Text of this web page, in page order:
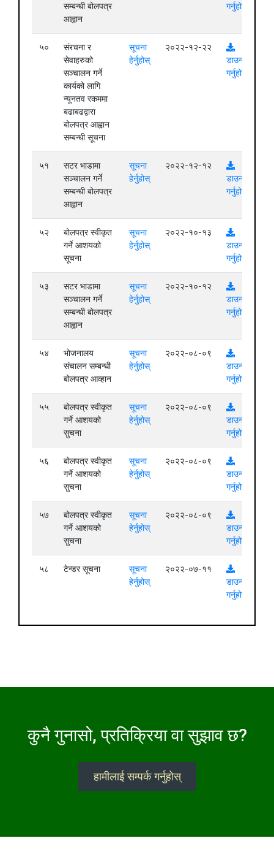
सम्बन्धी बोलपत्र
आह्वान
गर्नुहोस्
५०
संरचना र
सेवाहरुको
सञ्चालन गर्ने
कार्यको लागि
न्यूनतव रकममा
बढाबढद्वारा
बोलपत्र आह्वान
सम्बन्धी सूचना
सूचना
हेर्नुहोस्
२०२२-१२-२२
डाउनलोड
गर्नुहोस्
५१
सटर भाडामा
सञ्चालन गर्ने
सम्बन्धी बोलपत्र
आह्वान
सूचना
हेर्नुहोस्
२०२२-१२-१२
डाउनलोड
गर्नुहोस्
५२
बोलपत्र स्वीकृत
गर्ने आशयको
सूचना
सूचना
हेर्नुहोस्
२०२२-१०-१३
डाउनलोड
गर्नुहोस्
५३
सटर भाडामा
सञ्चालन गर्ने
सम्बन्धी बोलपत्र
आह्वान
सूचना
हेर्नुहोस्
२०२२-१०-१२
डाउनलोड
गर्नुहोस्
५४
भोजनालय
संचालन सम्बन्धी
बोलपत्र आव्हान
सूचना
हेर्नुहोस्
२०२२-०८-०९
डाउनलोड
गर्नुहोस्
५५
बोलपत्र स्वीकृत
गर्ने आशयको
सुचना
सूचना
हेर्नुहोस्
२०२२-०८-०९
डाउनलोड
गर्नुहोस्
५६
बोलपत्र स्वीकृत
गर्ने आशयको
सुचना
सूचना
हेर्नुहोस्
२०२२-०८-०९
डाउनलोड
गर्नुहोस्
५७
बोलपत्र स्वीकृत
गर्ने आशयको
सुचना
सूचना
हेर्नुहोस्
२०२२-०८-०९
डाउनलोड
गर्नुहोस्
५८ टेन्डर सूचना
सूचना
हेर्नुहोस्
२०२२-०७-११
डाउनलोड
गर्नुहोस्
कुनै गुनासो, प्रतिक्रिया वा सुझाव छ?
हामीलाई सम्पर्क गर्नुहोस्